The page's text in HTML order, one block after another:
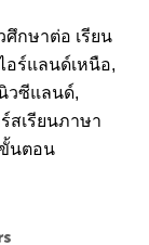
ศึกษาต่อ เรียน
อร์แลนด์เหนือ,
วซีแลนด์,
สเรียนภาษา
ขั้นตอน